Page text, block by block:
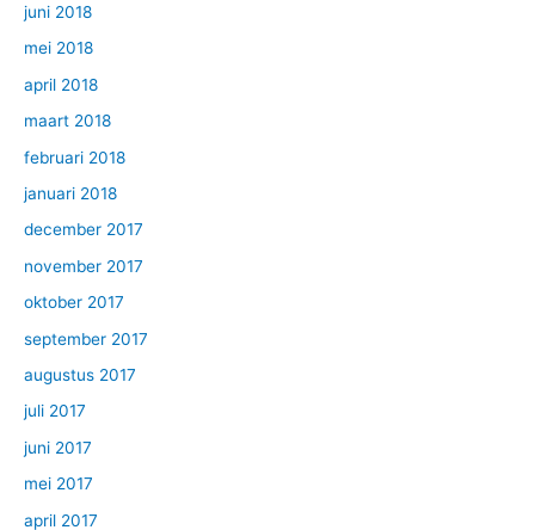
juni 2018
mei 2018
april 2018
maart 2018
februari 2018
januari 2018
december 2017
november 2017
oktober 2017
september 2017
augustus 2017
juli 2017
juni 2017
mei 2017
april 2017